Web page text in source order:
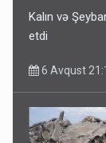
Kalın və
etdi
6 Avqust